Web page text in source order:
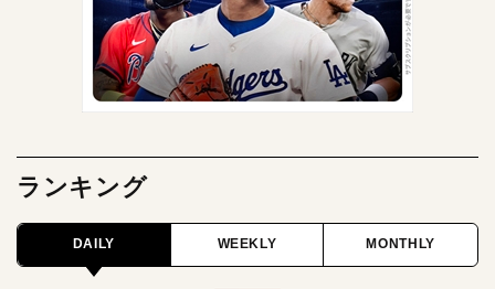
ランキング
DAILY WEEKLY MONTHLY